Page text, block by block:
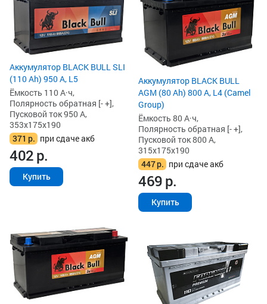
Аккумулятор BLACK BULL SLI
(110 Ah) 950 А, L5
Ёмкость 110 А·ч,
Полярность обратная [- +],
Пусковой ток 950 А,
353x175x190
371 р. при сдаче акб
402р.
Купить
Аккумулятор BLACK BULL
AGM (80 Ah) 800 А, L4 (Camel
Group)
Ёмкость 80 А·ч,
Полярность обратная [- +],
Пусковой ток 800 А,
315x175x190
447р. при сдаче акб
469р.
Купить